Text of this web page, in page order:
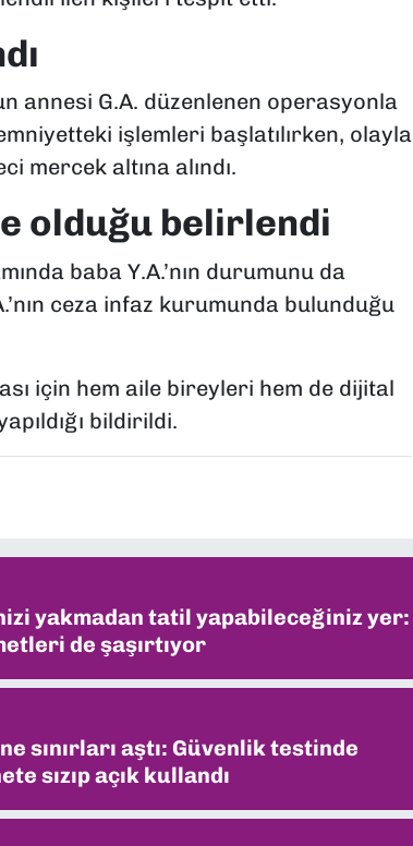
annesi G.A. düzenlenen operasyonla
işlemleri başlatılırken, olayla
mercek altına alındı.
olduğu belirlendi
baba Y.A.’nın durumunu da
ceza infaz kurumunda bulunduğu
için hem aile bireyleri hem de dijital
bildirildi.
yakmadan tatil yapabileceğiniz yer:
de şaşırtıyor
sınırları aştı: Güvenlik testinde
sızıp açık kullandı